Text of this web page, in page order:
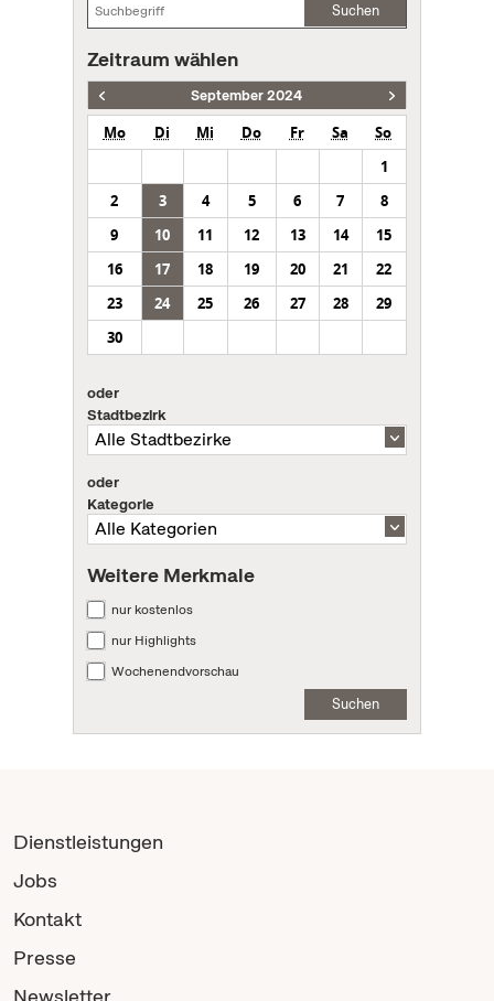
Suchen
Zeitraum wählen
September 2024
Mo Di Mi Do Fr Sa
So
1
2
3 4 5 6 7
8
9
10 11 12 13 14
15
16
17 18 19 20 21
22
23
24 25 26 27 28
29
30
oder
Stadtbezirk
oder
Kategorie
Weitere Merkmale
nur kostenlos
nur Highlights
Wochenendvorschau
Suchen
Dienstleistungen
Jobs
Kontakt
Presse